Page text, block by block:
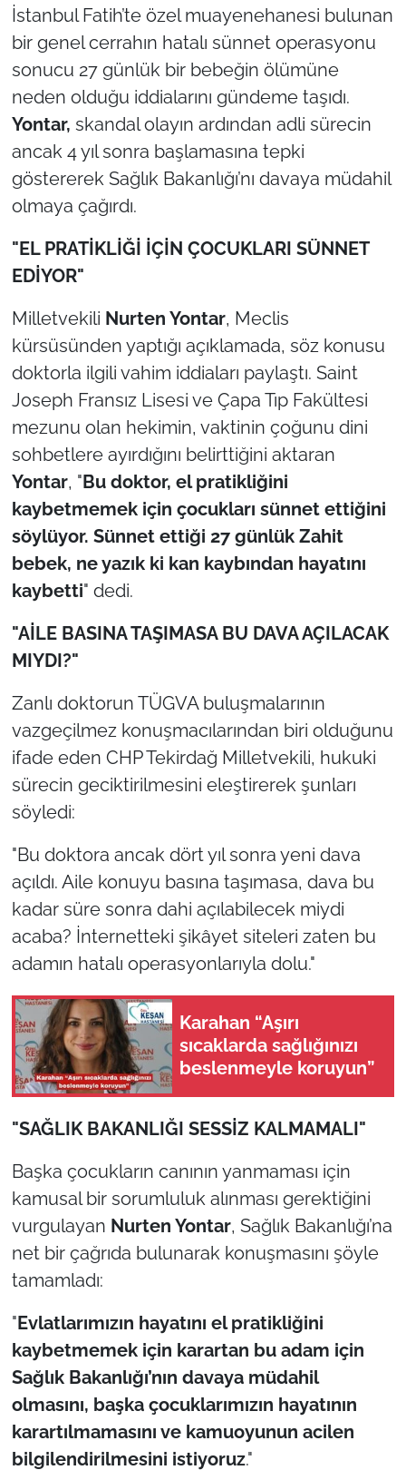
İstanbul Fatih’te özel muayenehanesi bulunan
bir genel cerrahın hatalı sünnet operasyonu
sonucu 27 günlük bir bebeğin ölümüne
neden olduğu iddialarını gündeme taşıdı.
Yontar, skandal olayın ardından adli sürecin
ancak 4 yıl sonra başlamasına tepki
göstererek Sağlık Bakanlığı’nı davaya müdahil
olmaya çağırdı.
"EL PRATİKLİĞİ İÇİN ÇOCUKLARI SÜNNET
EDİYOR"
Milletvekili Nurten Yontar, Meclis
kürsüsünden yaptığı açıklamada, söz konusu
doktorla ilgili vahim iddiaları paylaştı. Saint
Joseph Fransız Lisesi ve Çapa Tıp Fakültesi
mezunu olan hekimin, vaktinin çoğunu dini
sohbetlere ayırdığını belirttiğini aktaran
Yontar, "Bu doktor, el pratikliğini
kaybetmemek için çocukları sünnet ettiğini
söylüyor. Sünnet ettiği 27 günlük Zahit
bebek, ne yazık ki kan kaybından hayatını
kaybetti" dedi.
"AİLE BASINA TAŞIMASA BU DAVA AÇILACAK
MIYDI?"
Zanlı doktorun TÜGVA buluşmalarının
vazgeçilmez konuşmacılarından biri olduğunu
ifade eden CHP Tekirdağ Milletvekili, hukuki
sürecin geciktirilmesini eleştirerek şunları
söyledi:
"Bu doktora ancak dört yıl sonra yeni dava
açıldı. Aile konuyu basına taşımasa, dava bu
kadar süre sonra dahi açılabilecek miydi
acaba? İnternetteki şikâyet siteleri zaten bu
adamın hatalı operasyonlarıyla dolu."
Karahan “Aşırı
sıcaklarda sağlığınızı
beslenmeyle koruyun”
"SAĞLIK BAKANLIĞI SESSİZ KALMAMALI"
Başka çocukların canının yanmaması için
kamusal bir sorumluluk alınması gerektiğini
vurgulayan Nurten Yontar, Sağlık Bakanlığı’na
net bir çağrıda bulunarak konuşmasını şöyle
tamamladı:
"Evlatlarımızın hayatını el pratikliğini
kaybetmemek için karartan bu adam için
Sağlık Bakanlığı’nın davaya müdahil
olmasını, başka çocuklarımızın hayatının
karartılmamasını ve kamuoyunun acilen
bilgilendirilmesini istiyoruz."
Genel
Politika
Flaş Haber
Dış Haberler
Magazin
İş Dünyası
English News
Canlı Maç
Genel-A
Gündem-Eğitim